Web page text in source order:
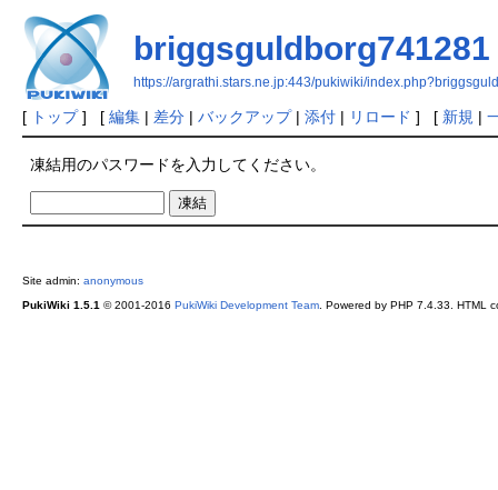
briggsguldborg741281
https://argrathi.stars.ne.jp:443/pukiwiki/
[ トップ] [ 編集| 差分| バックアップ| 添付| リロード ] [ 新規 |
凍結用のパスワードを入力してください。
Site admin: anonymous
PukiWiki 1.5.1© 2001-2016 PukiWiki Development Team. Powered by PHP 7.4.33. HTML